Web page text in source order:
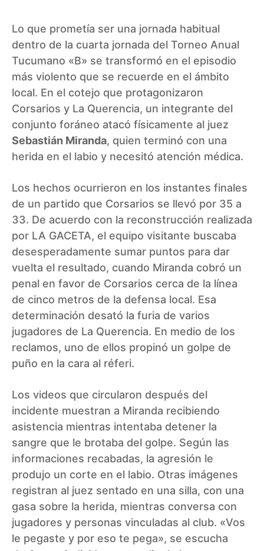
Lo que prometía ser una jornada habitual
dentro de la cuarta jornada del Torneo Anual
Tucumano «B» se transformó en el episodio
más violento que se recuerde en el ámbito
local. En el cotejo que protagonizaron
Corsarios y La Querencia, un integrante del
conjunto foráneo atacó físicamente al juez
Sebastián Miranda, quien terminó con una
herida en el labio y necesitó atención médica.
Los hechos ocurrieron en los instantes finales
de un partido que Corsarios se llevó por 35 a
33. De acuerdo con la reconstrucción realizada
por LA GACETA, el equipo visitante buscaba
desesperadamente sumar puntos para dar
vuelta el resultado, cuando Miranda cobró un
penal en favor de Corsarios cerca de la línea
de cinco metros de la defensa local. Esa
determinación desató la furia de varios
jugadores de La Querencia. En medio de los
reclamos, uno de ellos propinó un golpe de
puño en la cara al réferi.
Los videos que circularon después del
incidente muestran a Miranda recibiendo
asistencia mientras intentaba detener la
sangre que le brotaba del golpe. Según las
informaciones recabadas, la agresión le
produjo un corte en el labio. Otras imágenes
registran al juez sentado en una silla, con una
gasa sobre la herida, mientras conversa con
jugadores y personas vinculadas al club. «Vos
le pegaste y por eso te pega», se escucha